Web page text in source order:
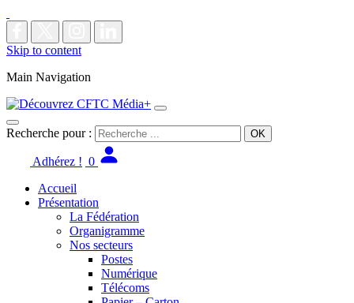
Skip to content
Main Navigation
Recherche pour :
Adhérez ! 0
Accueil
Présentation
La Fédération
Organigramme
Nos secteurs
Postes
Numérique
Télécoms